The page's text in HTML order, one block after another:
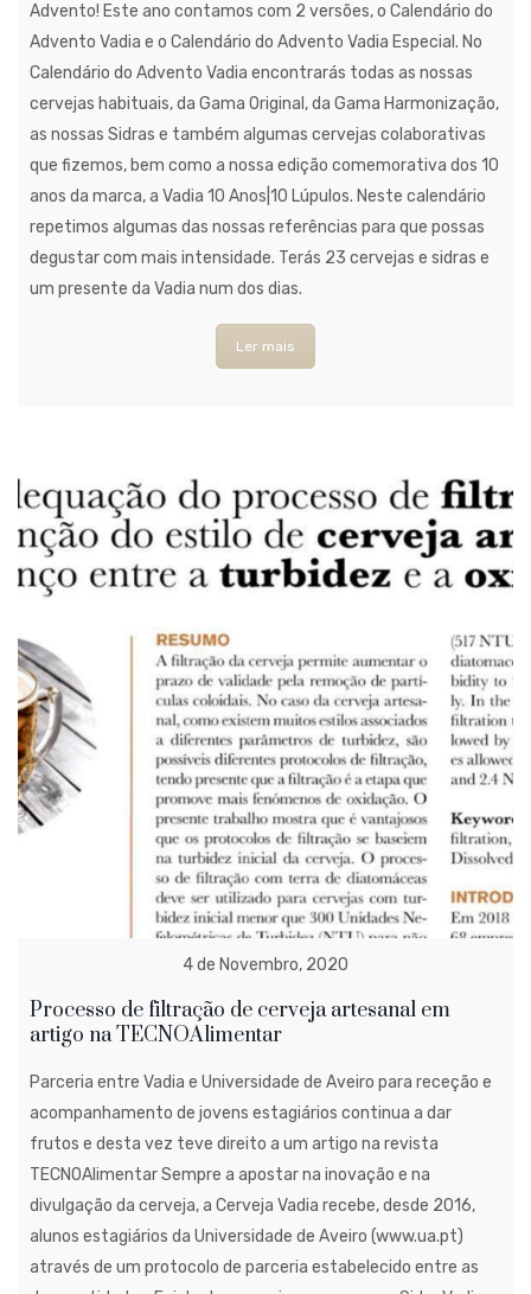
Advento! Este ano contamos com 2 versões, o Calendário do
Advento Vadia e o Calendário do Advento Vadia Especial. No
Calendário do Advento Vadia encontrarás todas as nossas
cervejas habituais, da Gama Original, da Gama Harmonização,
as nossas Sidras e também algumas cervejas colaborativas
que fizemos, bem como a nossa edição comemorativa dos 10
anos da marca, a Vadia 10 Anos|10 Lúpulos. Neste calendário
repetimos algumas das nossas referências para que possas
degustar com mais intensidade. Terás 23 cervejas e sidras e
um presente da Vadia num dos dias.
Ler mais
4 de Novembro, 2020
Processo de filtração de cerveja artesanal em
artigo na TECNOAlimentar
Parceria entre Vadia e Universidade de Aveiro para receção e
acompanhamento de jovens estagiários continua a dar
frutos e desta vez teve direito a um artigo na revista
TECNOAlimentar Sempre a apostar na inovação e na
divulgação da cerveja, a Cerveja Vadia recebe, desde 2016,
alunos estagiários da Universidade de Aveiro (www.ua.pt)
através de um protocolo de parceria estabelecido entre as